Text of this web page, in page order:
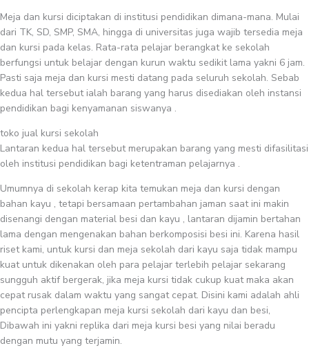
Meja dan kursi diciptakan di institusi pendidikan dimana-mana. Mulai
dari TK, SD, SMP, SMA, hingga di universitas juga wajib tersedia meja
dan kursi pada kelas. Rata-rata pelajar berangkat ke sekolah
berfungsi untuk belajar dengan kurun waktu sedikit lama yakni 6 jam.
Pasti saja meja dan kursi mesti datang pada seluruh sekolah. Sebab
kedua hal tersebut ialah barang yang harus disediakan oleh instansi
pendidikan bagi kenyamanan siswanya .
toko jual kursi sekolah
Lantaran kedua hal tersebut merupakan barang yang mesti difasilitasi
oleh institusi pendidikan bagi ketentraman pelajarnya .
Umumnya di sekolah kerap kita temukan meja dan kursi dengan
bahan kayu , tetapi bersamaan pertambahan jaman saat ini makin
disenangi dengan material besi dan kayu , lantaran dijamin bertahan
lama dengan mengenakan bahan berkomposisi besi ini. Karena hasil
riset kami, untuk kursi dan meja sekolah dari kayu saja tidak mampu
kuat untuk dikenakan oleh para pelajar terlebih pelajar sekarang
sungguh aktif bergerak, jika meja kursi tidak cukup kuat maka akan
cepat rusak dalam waktu yang sangat cepat. Disini kami adalah ahli
pencipta perlengkapan meja kursi sekolah dari kayu dan besi,
Dibawah ini yakni replika dari meja kursi besi yang nilai beradu
dengan mutu yang terjamin.